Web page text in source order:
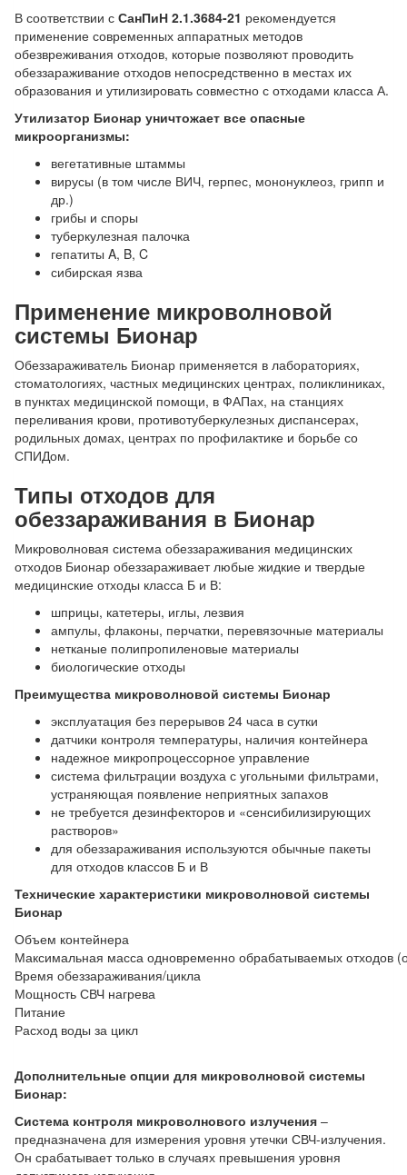
В соответствии с СанПиН 2.1.3684-21 рекомендуется
применение современных аппаратных методов
обезвреживания отходов, которые позволяют проводить
обеззараживание отходов непосредственно в местах их
образования и утилизировать совместно с отходами класса А.
Утилизатор Бионар уничтожает все опасные
микроорганизмы:
вегетативные штаммы
вирусы (в том числе ВИЧ, герпес, мононуклеоз, грипп и
др.)
грибы и споры
туберкулезная палочка
гепатиты A, B, C
сибирская язва
Применение микроволновой
системы Бионар
Обеззараживатель Бионар применяется в лабораториях,
стоматологиях, частных медицинских центрах, поликлиниках,
в пунктах медицинской помощи, в ФАПах, на станциях
переливания крови, противотуберкулезных диспансерах,
родильных домах, центрах по профилактике и борьбе со
СПИДом.
Типы отходов для
обеззараживания в Бионар
Микроволновая система обеззараживания медицинских
отходов Бионар обеззараживает любые жидкие и твердые
медицинские отходы класса Б и В:
шприцы, катетеры, иглы, лезвия
ампулы, флаконы, перчатки, перевязочные материалы
нетканые полипропиленовые материалы
биологические отходы
Преимущества микроволновой системы Бионар
эксплуатация без перерывов 24 часа в сутки
датчики контроля температуры, наличия контейнера
надежное микропроцессорное управление
система фильтрации воздуха с угольными фильтрами,
устраняющая появление неприятных запахов
не требуется дезинфекторов и «сенсибилизирующих
растворов»
для обеззараживания используются обычные пакеты
для отходов классов Б и В
Технические характеристики микроволновой системы
Бионар
Объем контейнера
Максимальная масса одновременно обрабатываемых отходов
Время обеззараживания/цикла
Мощность СВЧ нагрева
Питание
Расход воды за цикл
Дополнительные опции для микроволновой системы
Бионар:
Система контроля микроволнового излучения –
предназначена для измерения уровня утечки СВЧ-излучения.
Он срабатывает только в случаях превышения уровня